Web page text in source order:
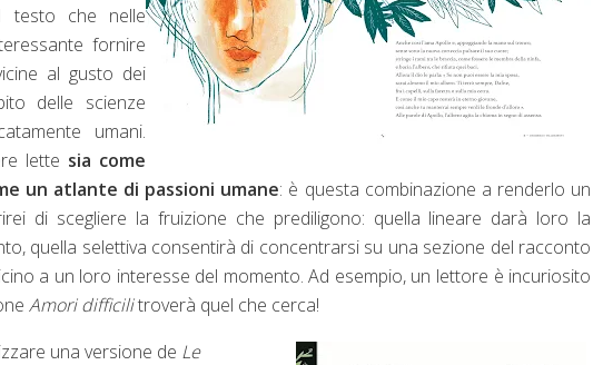
testo che nelle
fornire
al gusto dei
delle scienze
umani.
lette sia come
un atlante di passioni umane: è questa combinazione a renderlo un
di scegliere la fruizione che prediligono: quella lineare darà loro la
quella selettiva consentirà di concentrarsi su una sezione del racconto
a un loro interesse del momento. Ad esempio, un lettore è incuriosito
Amori difficilitroverà quel che cerca!
una versione de Le